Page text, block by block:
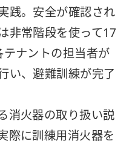
践。安全が確認され
非常階段を使って17
ナントの担当者が
い、避難訓練が完了
消火器の取り扱い説
際に訓練用消火器を